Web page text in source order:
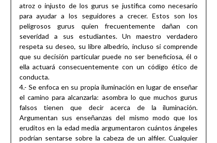
atroz o injusto de los gurus se justifica como necesario
para ayudar a los seguidores a crecer. Estos son los
peligrosos gurus quien frecuentemente dañan con
severidad a sus estudiantes. Un maestro verdadero
respeta su deseo, su libre albedrío, incluso si comprende
que su decisión particular puede no ser beneficiosa, él o
ella actuará consecuentemente con un código ético de
conducta.
4.- Se enfoca en su propia iluminación en lugar de enseñar
el camino para alcanzarla: asombra lo que muchos gurus
falsos tienen que decir acerca de la iluminación.
Argumentan sus enseñanzas del mismo modo que los
eruditos en la edad media argumentaron cuántos ángeles
podrían sentarse sobre la cabeza de un alfiler. Cualquier